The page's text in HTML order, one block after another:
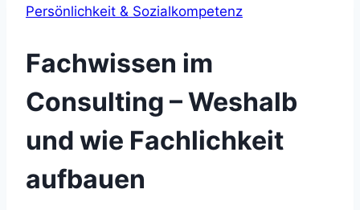
Persönlichkeit & Sozialkompetenz
Fachwissen im
Consulting – Weshalb
und wie Fachlichkeit
aufbauen